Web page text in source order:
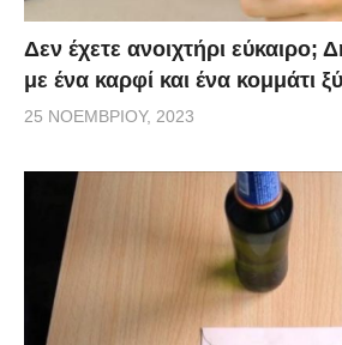
Δεν έχετε ανοιχτήρι εύκαιρο;
με ένα καρφί και ένα κομμάτι
25 ΝΟΕΜΒΡΊΟΥ, 2023